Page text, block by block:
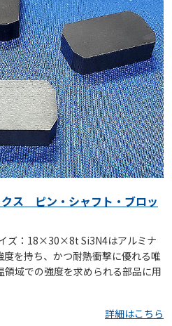
ス ピン・シャフト・ブロッ
ズ：18×30×8t Si3N4はアルミナ
を持ち、かつ耐熱衝撃に優れる唯
領域での強度を求められる部品に用
詳細はこちら